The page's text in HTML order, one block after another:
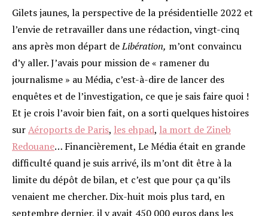
Gilets jaunes, la perspective de la présidentielle 2022 et
l’envie de retravailler dans une rédaction, vingt-cinq
ans après mon départ deLibération, m’ont convaincu
d’y aller. J’avais pour mission de « ramener du
journalisme » au Média, c’est-à-dire de lancer des
enquêtes et de l’investigation, ce que je sais faire quoi !
Et je crois l’avoir bien fait, on a sorti quelques histoires
surAéroports de Paris, les ehpad, la mort de Zineb
Redouane… Financièrement, Le Média était en grande
difficulté quand je suis arrivé, ils m’ont dit être à la
limite du dépôt de bilan, et c’est que pour ça qu’ils
venaient me chercher. Dix-huit mois plus tard, en
septembre dernier, il y avait 450 000 euros dans les